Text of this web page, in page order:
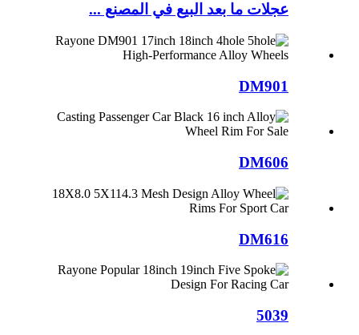
عجلات ما بعد البيع في المصنع ...
DM901
DM606
DM616
5039